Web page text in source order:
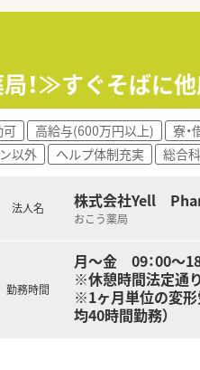
局！≫すぐそば
可 高給与(600万円以上) 寮・
以外 ヘルプ体制充実 総合
法人名 株式会社Yell
おこう薬局
勤務時間
月～金 09：00～18
※休憩時間法定通
※1ヶ月単位の変形
均40時間勤務）